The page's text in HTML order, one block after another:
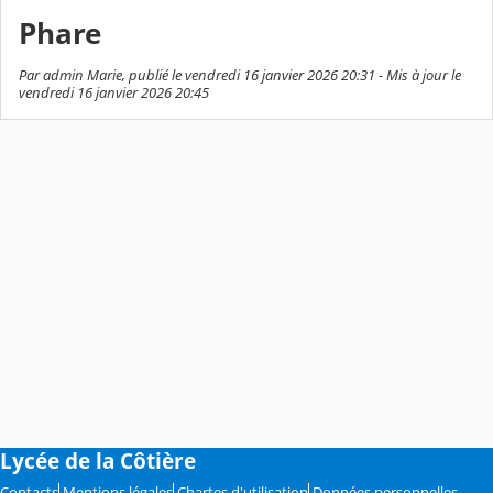
Phare
Par admin Marie, publié le vendredi 16 janvier 2026 20:31 - Mis à jour le
vendredi 16 janvier 2026 20:45
Lycée de la Côtière